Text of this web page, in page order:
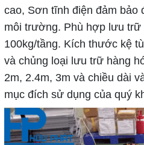
cao, Sơn tĩnh điện đảm bảo
môi trường. Phù hợp lưu trữ
100kg/tầng. Kích thước kệ
và chủng loại lưu trữ hàng
2m, 2.4m, 3m và chiều dài
mục đích sử dụng của quý